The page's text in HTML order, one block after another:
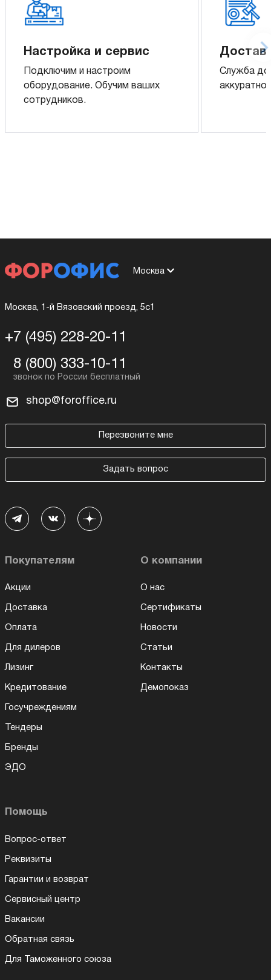
Настройка и сервис
Подключим и настроим
оборудование. Обучим ваших
сотрудников.
Служба
аккуратно
Москва
Москва, 1-й Вязовский проезд, 5с1
+7 (495) 228-20-11
8 (800) 333-10-11
shop@foroffice.ru
Перезвоните мне
Задать вопрос
Покупателям
Акции
Доставка
Оплата
Для дилеров
Лизинг
Кредитование
Госучреждениям
Тендеры
Бренды
ЭДО
О компании
О нас
Сертификаты
Новости
Статьи
Контакты
Демопоказ
Помощь
Вопрос-ответ
Реквизиты
Гарантии и возврат
Сервисный центр
Вакансии
Обратная связь
Для Таможенного союза